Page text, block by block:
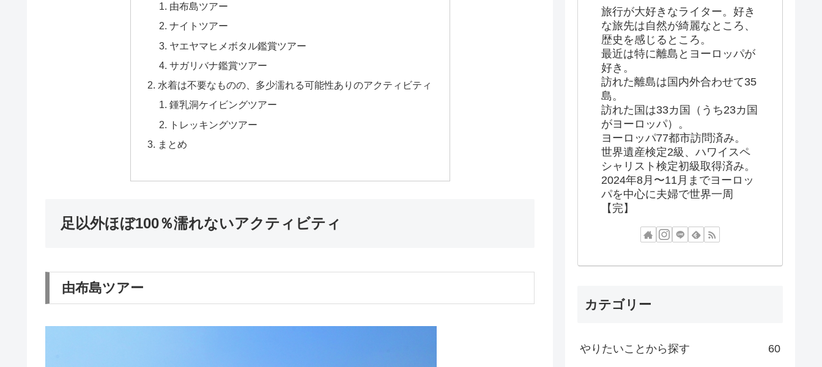
由布島ツアー
ナイトツアー
ヤエヤマヒメボタル鑑賞ツアー
サガリバナ鑑賞ツアー
水着は不要なものの、多少濡れる可能性ありのアクティビティ
鍾乳洞ケイビングツアー
トレッキングツアー
まとめ
足以外ほぼ100％濡れないアクティビティ
由布島ツアー
旅行が大好きなライター。好き
な旅先は自然が綺麗なところ、
歴史を感じるところ。
最近は特に離島とヨーロッパが
好き。
訪れた離島は国内外合わせて35
島。
訪れた国は33カ国（うち23カ国
がヨーロッパ）。
ヨーロッパ77都市訪問済み。
世界遺産検定2級、ハワイスペ
シャリスト検定初級取得済み。
2024年8月〜11月までヨーロッ
パを中心に夫婦で世界一周
【完】
カテゴリー
やりたいことから探す 60